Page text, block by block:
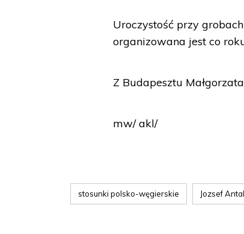
Uroczystość przy
organizowana jest co
Z Budapesztu
mw/ akl/
stosunki polsko-węgierskie Jozsef